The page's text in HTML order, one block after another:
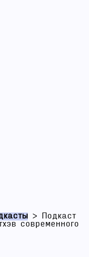
>
Подкаст
современного